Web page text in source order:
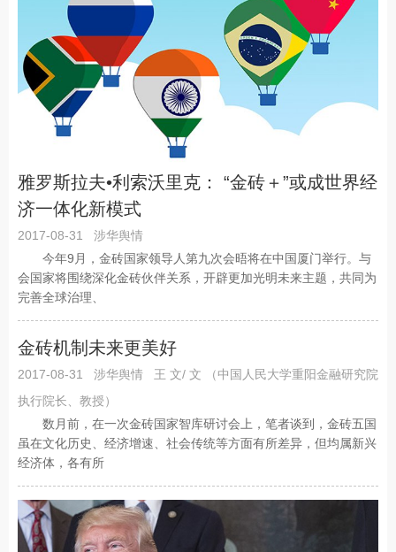
雅罗斯拉夫•利索沃里克： “金砖＋”或成世界经
济一体化新模式
2017-08-31
涉华舆情
今年9月，金砖国家领导人第九次会晤将在中国厦门举行。与
会国家将围绕深化金砖伙伴关系，开辟更加光明未来主题，共同为
完善全球治理、
金砖机制未来更美好
2017-08-31 涉华舆情
王 文/ 文 （中国人民大学重阳金融研究院
执行院长、教授）
数月前，在一次金砖国家智库研讨会上，笔者谈到，金砖五国
虽在文化历史、经济增速、社会传统等方面有所差异，但均属新兴
经济体，各有所